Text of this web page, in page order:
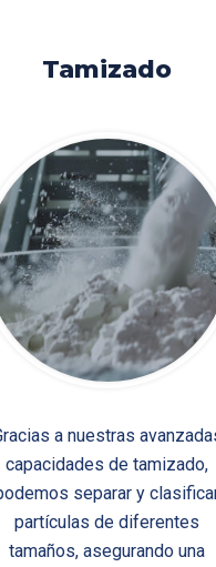
Tamizado
a nuestras
capacidades de tamizado,
separar y
partículas de diferentes
tamaños, asegurando una